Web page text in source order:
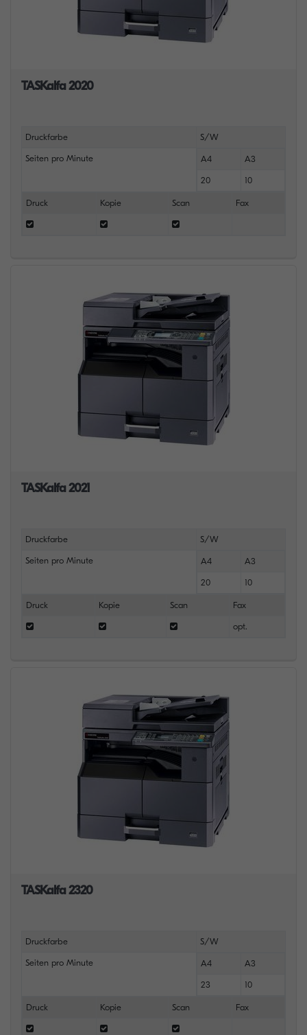
TASKalfa 2020
Druckfarbe S/W
Seiten pro Minute A4 A3
20 10
Druck Kopie Scan Fax
TASKalfa 2021
Druckfarbe S/W
Seiten pro Minute A4 A3
20 10
Druck Kopie Scan Fax
opt.
TASKalfa 2320
Druckfarbe S/W
Seiten pro Minute A4 A3
23 10
Druck Kopie Scan Fax